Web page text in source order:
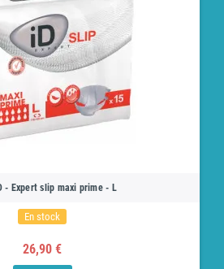
- Expert slip maxi prime - L
En stock
26,90 €